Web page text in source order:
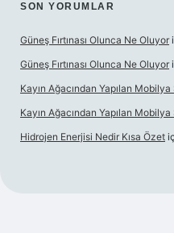
SON YORUMLAR
Güneş Fırtınası Olunca Ne Oluyor
Güneş Fırtınası Olunca Ne Oluyor
Kayın Ağacından Yapılan Mobilya
Kayın Ağacından Yapılan Mobilya
Hidrojen Enerjisi Nedir Kısa Özet